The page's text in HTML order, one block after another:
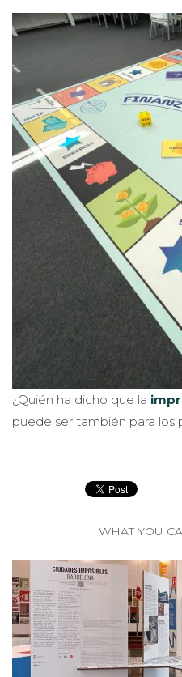
¿Quién ha dicho que la
puede ser también para los
WHAT YOU